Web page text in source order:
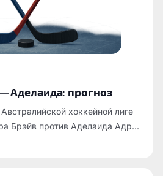
Аделаида: прогноз
хоккейной лиге
Брэйв против Аделаида Адр...